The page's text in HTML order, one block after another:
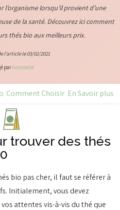
lorsqu’il provient d’une
de la santé. Découvrez ici comment
thés bio aux meilleurs prix.
l’article le03/02/2021
parAnnabelle
Comment Choisir En Savoir plus
trouver des thés
bio pas cher, il faut se référer à
Initialement, vous devez
attentes vis-à-vis du thé que